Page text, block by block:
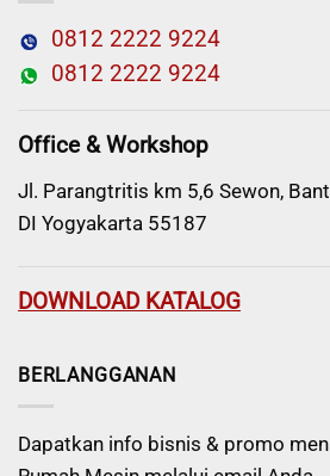
0812 2222 9224
0812 2222 9224
Office & Workshop
Jl. Parangtritis km 5,6 Sewon,
DI Yogyakarta 55187
DOWNLOAD KATALOG
BERLANGGANAN
Dapatkan info bisnis & promo